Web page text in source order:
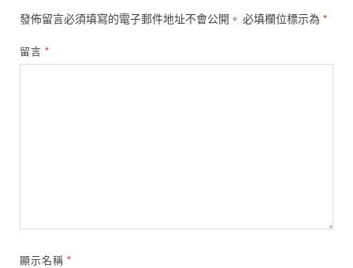
發佈留言必須填寫的電子郵件地址不會公開。 必填欄位標示為 *
留言*
顯示名稱*